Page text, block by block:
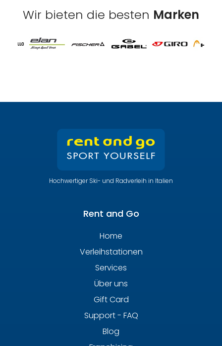
Wir bieten die besten Marken
Hochwertiger Ski- und Radverleih in Italien
Rent and Go
Home
Verleihstationen
Services
Über uns
Gift Card
Support - FAQ
Blog